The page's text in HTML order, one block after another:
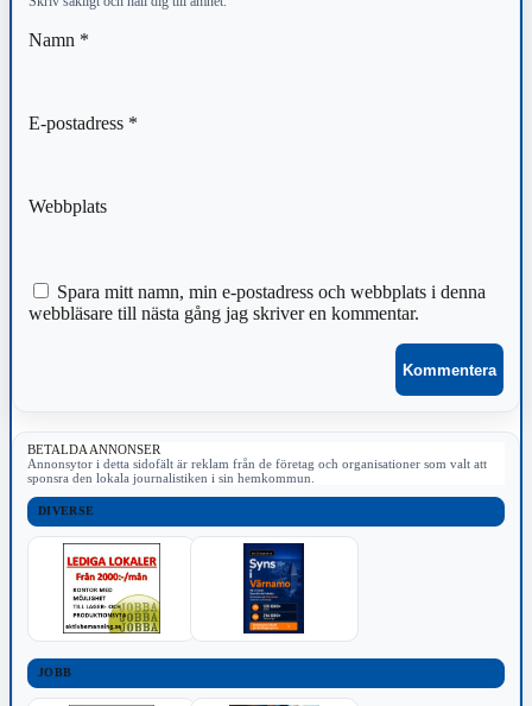
Namn *
E-postadress *
Webbplats
Spara mitt namn, min e-postadress och webbplats i denna
webbläsare till nästa gång jag skriver en kommentar.
BETALDA ANNONSER
Annonsytor i detta sidofält är reklam från de företag och organisationer som valt att
sponsra den lokala journalistiken i sin hemkommun.
DIVERSE
JOBB